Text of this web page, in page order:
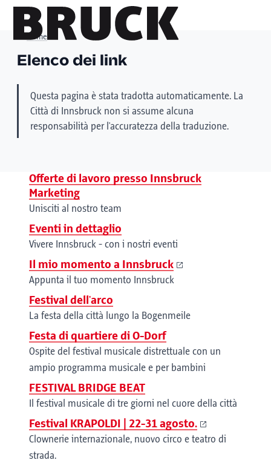
office@innsbruckmarketing.at
Mo. – Fr.: 9:00 – 17:00 Uhr
Home
Elenco dei link
Questa pagina è stata tradotta automaticamente. La
Città di Innsbruck non si assume alcuna
responsabilità per l'accuratezza della traduzione.
Offerte di lavoro presso Innsbruck
Marketing
Unisciti al nostro team
Eventi in dettaglio
Vivere Innsbruck - con i nostri eventi
Il mio momento a Innsbruck
Appunta il tuo momento Innsbruck
Festival dell'arco
La festa della città lungo la Bogenmeile
Festa di quartiere di O-Dorf
Ospite del festival musicale distrettuale con un
ampio programma musicale e per bambini
FESTIVAL BRIDGE BEAT
Il festival musicale di tre giorni nel cuore della città
Festival KRAPOLDI | 22-31 agosto.
Clownerie internazionale, nuovo circo e teatro di
strada.